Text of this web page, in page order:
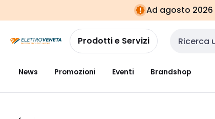
navigazionealla
pagina
Ad agosto
Prodotti e Servizi Cerca input
News Promozioni Eventi Brandshop